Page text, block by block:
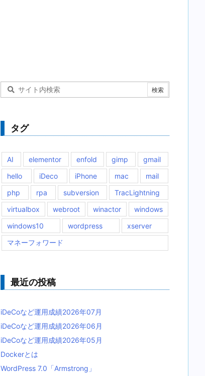
タグ
AI elementor enfold gimp
gmail
hello
iDeco iPhone mac
mail
php
rpa subversion
TracLightning
virtualbox
webroot winactor
windows
windows10
wordpress
xserver
マネーフォワード
最近の投稿
iDeCoなど運用成績2026年07月
iDeCoなど運用成績2026年06月
iDeCoなど運用成績2026年05月
Dockerとは
WordPress 7.0「Armstrong」